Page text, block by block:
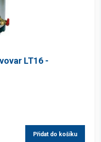
LT16 -
Přidat do košíku